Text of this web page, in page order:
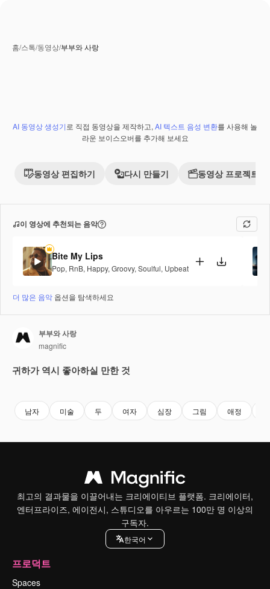
홈/스톡/동영상/부부와 사랑
AI 동영상 생성기 로 직접 동영상을 제작하고, AI 텍스트 음성 변환를 사용해 놀
라운 보이스오버를 추가해 보세요
동영상 편집하기 다시 만들기 동영상 프로젝트
이 영상에 추천되는 음악
Bite My Lips
Pop, RnB, Happy, Groovy, Soulful, Upbeat
더 많은 음악 옵션을 탐색하세요
부부와 사랑
magnific
귀하가 역시 좋아하실 만한 것
남자 미술 두 여자 심장 그림 애정
최고의 결과물을 이끌어내는 크리에이티브 플랫폼. 크리에이터,
엔터프라이즈, 에이전시, 스튜디오를 아우르는 100만 명 이상의
구독자.
한국어
프로덕트
Spaces